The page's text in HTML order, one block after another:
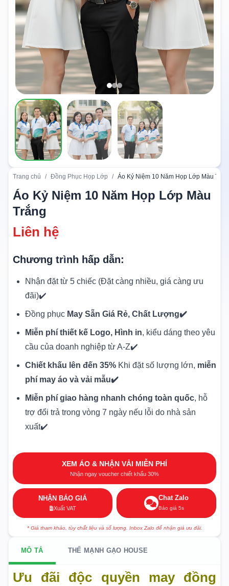
Trang chủ / Đồng Phục Họp Lớp / Áo Kỷ Niệm 10 Năm Họp Lớp Màu
Áo Kỷ Niệm 10 Năm Họp Lớp Màu
Trắng
Liên hệ
Chương trình hấp dẫn:
Nhận đặt từ 5 chiếc (Đặt càng nhiều, giá càng ưu
đãi)✔️
Đồng phục May Sẵn Giá Rẻ, Chất Lượng✔️
Miễn phí thiết kế Logo, Hình in, kiểu dáng theo yêu
cầu của doanh nghiệp từ A-Z✔️
Chiết khấu lên đến 35% Khi đặt số lượng lớn, miễn
phí may áo và vải mẫu✔️
Miễn phí giao hàng nhanh chóng toàn quốc, hỗ
trợ đổi trả trong vòng 7 ngày nếu lỗi do nhà sản
xuất✔️
XEM ÁO & NHẬN VẢI MIỄN PHÍ
Nhận ngay voucher chiết khấu 30%
NHẬN BÁO GIÁ
Xuất VAT
Chat Zalo
Báo giá 5s
* Giá tham khảo, tùy chất liệu và số lượng. Inbox Zalo để nhận giá ưu đãi.
MÔ TẢ THẾ MẠNH GẠO HOUSE
Ưu đãi độc quyền may đồng